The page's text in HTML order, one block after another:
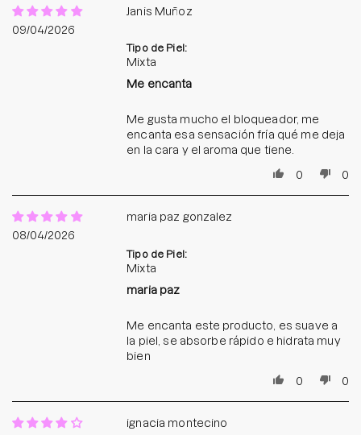
09/04/2026
Janis Muñoz
Tipo de Piel:
Mixta
Me encanta
Me gusta mucho el bloqueador, me
encanta esa sensación fría qué me deja
en la cara y el aroma que tiene.
0
0
08/04/2026
maria paz gonzalez
Tipo de Piel:
Mixta
maria paz
Me encanta este producto, es suave a
la piel, se absorbe rápido e hidrata muy
bien
0
0
ignacia montecino